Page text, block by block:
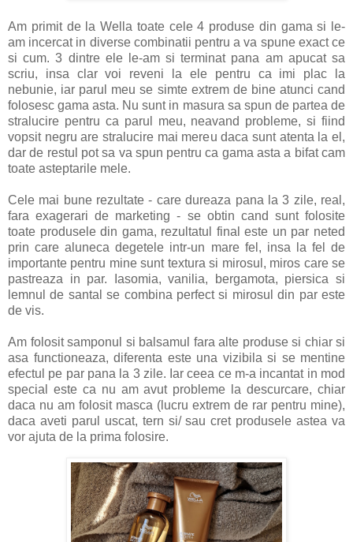
Am primit de la Wella toate cele 4 produse din gama si le-
am incercat in diverse combinatii pentru a va spune exact ce
si cum. 3 dintre ele le-am si terminat pana am apucat sa
scriu, insa clar voi reveni la ele pentru ca imi plac la
nebunie, iar parul meu se simte extrem de bine atunci cand
folosesc gama asta. Nu sunt in masura sa spun de partea de
stralucire pentru ca parul meu, neavand probleme, si fiind
vopsit negru are stralucire mai mereu daca sunt atenta la el,
dar de restul pot sa va spun pentru ca gama asta a bifat cam
toate asteptarile mele.
Cele mai bune rezultate - care dureaza pana la 3 zile, real,
fara exagerari de marketing - se obtin cand sunt folosite
toate produsele din gama, rezultatul final este un par neted
prin care aluneca degetele intr-un mare fel, insa la fel de
importante pentru mine sunt textura si mirosul, miros care se
pastreaza in par. Iasomia, vanilia, bergamota, piersica si
lemnul de santal se combina perfect si mirosul din par este
de vis.
Am folosit samponul si balsamul fara alte produse si chiar si
asa functioneaza, diferenta este una vizibila si se mentine
efectul pe par pana la 3 zile. Iar ceea ce m-a incantat in mod
special este ca nu am avut probleme la descurcare, chiar
daca nu am folosit masca (lucru extrem de rar pentru mine),
daca aveti parul uscat, tern si/ sau cret produsele astea va
vor ajuta de la prima folosire.